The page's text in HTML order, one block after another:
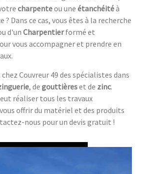
charpenteou une étanchéitéà
Dans ce cas, vous êtes à la recherche
d'unCharpentierformé et
vous accompagner et prendre en
Couvreur 49 des spécialistes dans
, de gouttièreset de zinc.
réaliser tous les travaux
offrir du matériel et des produits
nous pour un devis gratuit !